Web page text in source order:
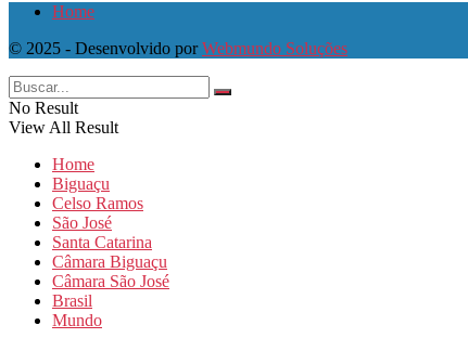
Home
© 2025 - Desenvolvido porWebmundo Soluções
No Result
View All Result
Home
Biguaçu
Celso Ramos
São José
Santa Catarina
Câmara Biguaçu
Câmara São José
Brasil
Mundo